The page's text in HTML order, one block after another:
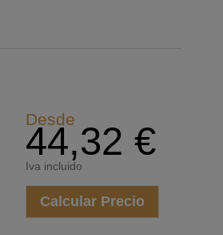
Desde
44,32 €
Iva incluido
Calcular Precio